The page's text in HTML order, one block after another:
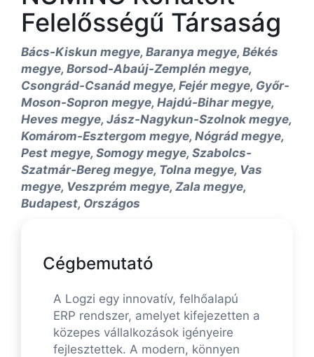
Felelősségű Társaság
Bács-Kiskun megye, Baranya megye, Békés
megye, Borsod-Abaúj-Zemplén megye,
Csongrád-Csanád megye, Fejér megye, Győr-
Moson-Sopron megye, Hajdú-Bihar megye,
Heves megye, Jász-Nagykun-Szolnok megye,
Komárom-Esztergom megye, Nógrád megye,
Pest megye, Somogy megye, Szabolcs-
Szatmár-Bereg megye, Tolna megye, Vas
megye, Veszprém megye, Zala megye,
Budapest, Országos
Cégbemutató
A Logzi egy innovatív, felhőalapú
ERP rendszer, amelyet kifejezetten a
közepes vállalkozások igényeire
fejlesztettek. A modern, könnyen